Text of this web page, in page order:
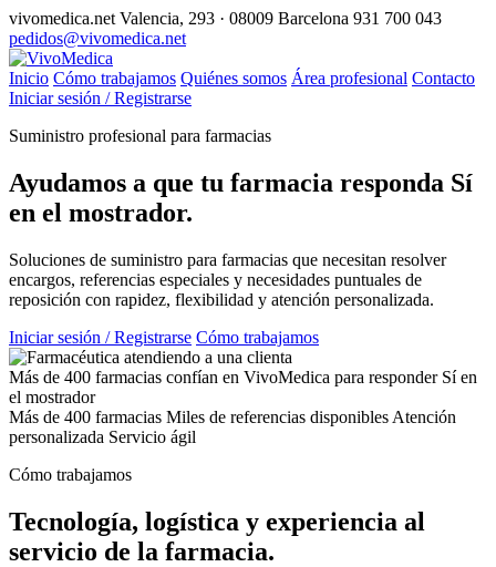
vivomedica.net Valencia, 293 · 08009 Barcelona 931 700 043
pedidos@vivomedica.net
Inicio Cómo trabajamos Quiénes somos Área profesional Contacto
Iniciar sesión / Registrarse
Suministro profesional para farmacias
Ayudamos a que tu farmacia responda Sí
en el mostrador.
Soluciones de suministro para farmacias que necesitan resolver
encargos, referencias especiales y necesidades puntuales de
reposición con rapidez, flexibilidad y atención personalizada.
Iniciar sesión / Registrarse Cómo trabajamos
Más de 400 farmacias confían en VivoMedica para responder Sí en
el mostrador
Más de 400 farmacias Miles de referencias disponibles Atención
personalizada Servicio ágil
Cómo trabajamos
Tecnología, logística y experiencia al
servicio de la farmacia.